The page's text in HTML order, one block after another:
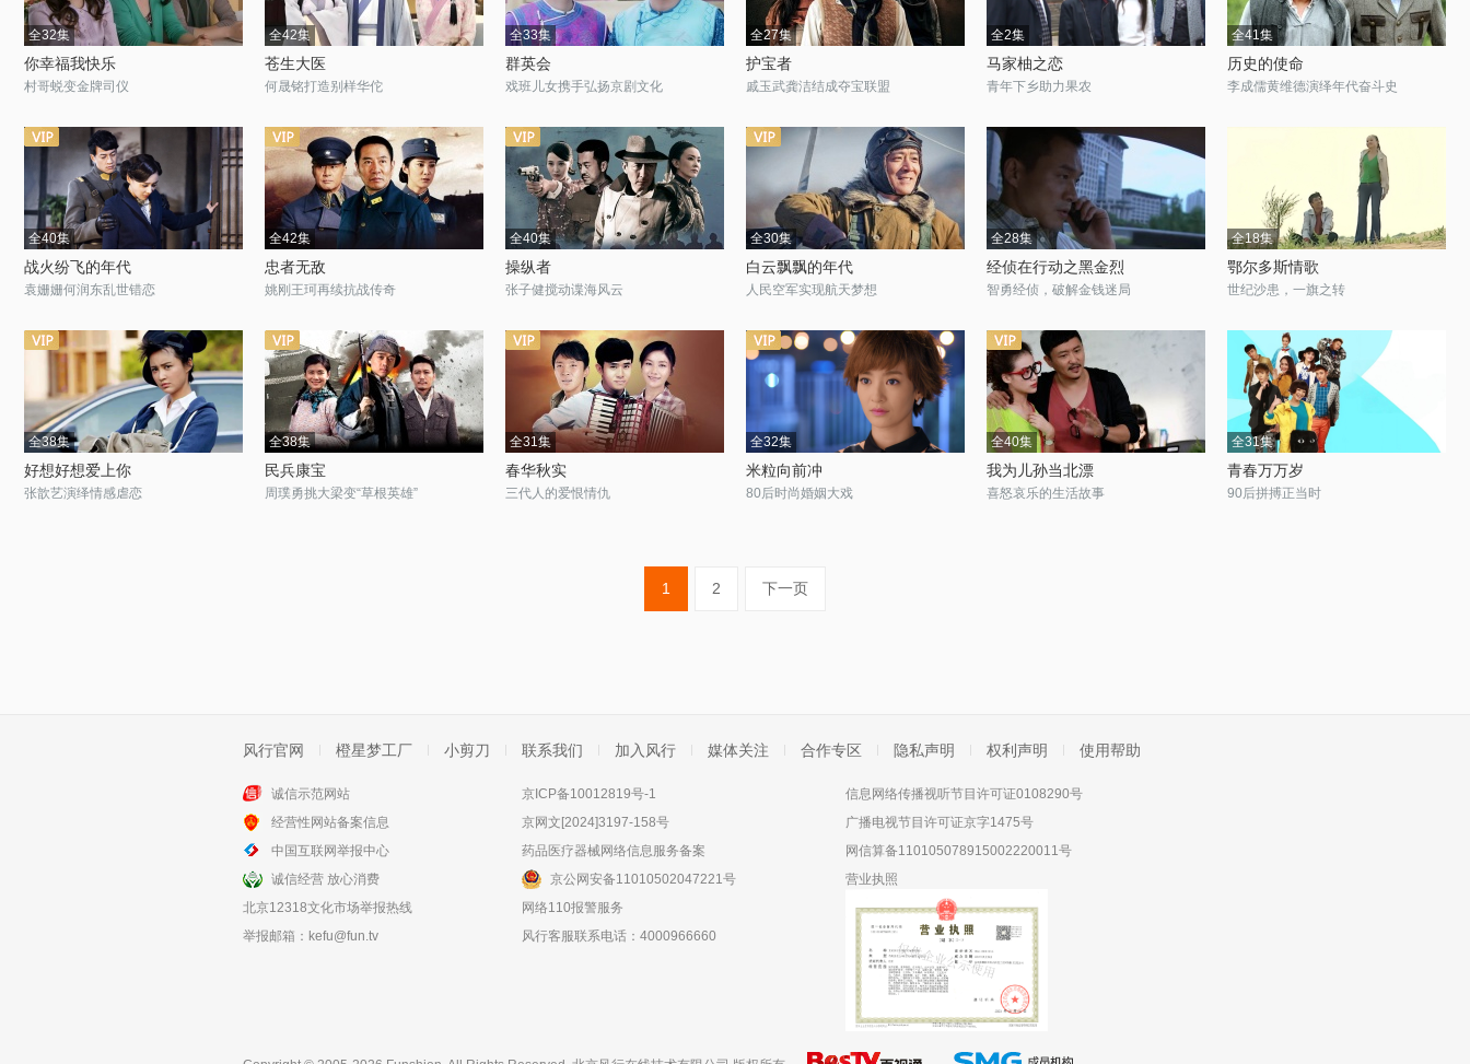
全32集
你幸福我快乐
村哥蜕变金牌司仪
全42集
苍生大医
何晟铭打造别样华佗
全33集
群英会
戏班儿女携手弘扬京剧文化
全27集
护宝者
戚玉武龚洁结成夺宝联盟
全2集
马家柚之恋
青年下乡助力果农
全41集
历史的使命
李成儒黄维德演绎年代奋斗史
全40集
战火纷飞的年代
袁姗姗何润东乱世错恋
全42集
忠者无敌
姚刚王珂再续抗战传奇
全40集
操纵者
张子健搅动谍海风云
全30集
白云飘飘的年代
人民空军实现航天梦想
全28集
经侦在行动之黑金烈
智勇经侦，破解金钱迷局
全18集
鄂尔多斯情歌
世纪沙患，一旗之转
全38集
好想好想爱上你
张歆艺演绎情感虐恋
全38集
民兵康宝
周璞勇挑大梁变“草根英雄”
全31集
春华秋实
三代人的爱恨情仇
全32集
米粒向前冲
80后时尚婚姻大戏
全40集
我为儿孙当北漂
喜怒哀乐的生活故事
全31集
青春万万岁
90后拼搏正当时
1 2 下一页
风行官网 橙星梦工厂 小剪刀 联系我们 加入风行 媒体关注 合作专区 隐私声明 权利声明 使用帮助
诚信示范网站
经营性网站备案信息
中国互联网举报中心
诚信经营 放心消费
北京12318文化市场举报热线
举报邮箱： kefu@fun.tv
京ICP备10012819号-1
京网文[2024]3197-158号
药品医疗器械网络信息服务备案
京公网安备11010502047221号
网络110报警服务
风行客服联系电话：4000966660
信息网络传播视听节目许可证0108290号
广播电视节目许可证京字1475号
网信算备110105078915002220011号
营业执照